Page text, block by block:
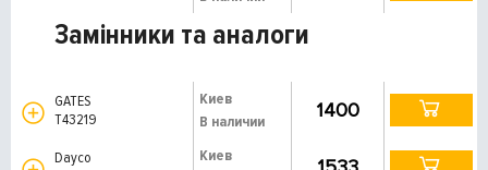
Замінники та аналоги
GATES
T43219
Киев
В наличии
1400
Dayco
Киев